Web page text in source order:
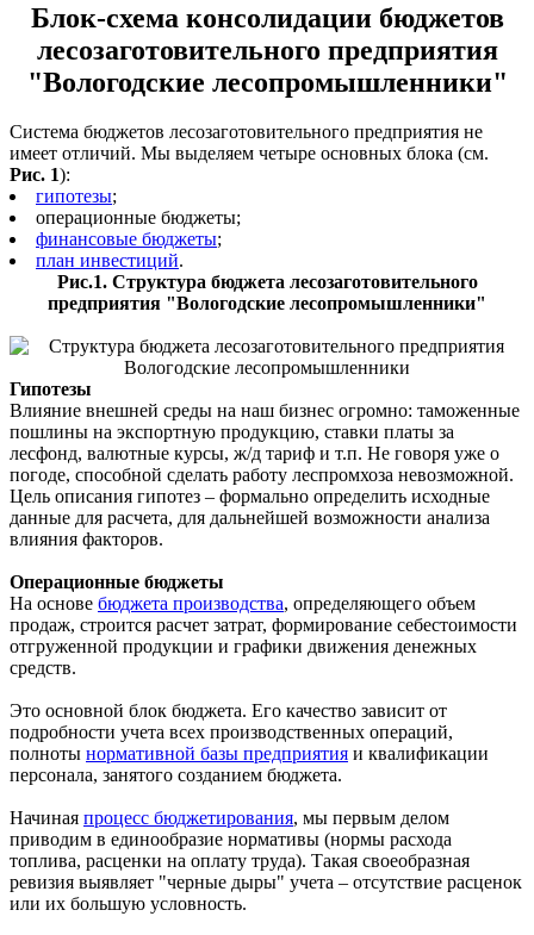
Блок-схема консолидации бюджетов
лесозаготовительного предприятия
"Вологодские лесопромышленники"
Система бюджетов лесозаготовительного предприятия не
имеет отличий. Мы выделяем четыре основных блока (см.
Рис. 1):
гипотезы;
операционные бюджеты;
финансовые бюджеты;
план инвестиций.
Рис.1. Структура бюджета лесозаготовительного
предприятия "Вологодские лесопромышленники"
Гипотезы
Влияние внешней среды на наш бизнес огромно: таможенные
пошлины на экспортную продукцию, ставки платы за
лесфонд, валютные курсы, ж/д тариф и т.п. Не говоря уже о
погоде, способной сделать работу леспромхоза невозможной.
Цель описания гипотез – формально определить исходные
данные для расчета, для дальнейшей возможности анализа
влияния факторов.
Операционные бюджеты
На основе бюджета производства, определяющего объем
продаж, строится расчет затрат, формирование себестоимости
отгруженной продукции и графики движения денежных
средств.
Это основной блок бюджета. Его качество зависит от
подробности учета всех производственных операций,
полноты нормативной базы предприятия и квалификации
персонала, занятого созданием бюджета.
Начиная процесс бюджетирования, мы первым делом
приводим в единообразие нормативы (нормы расхода
топлива, расценки на оплату труда). Такая своеобразная
ревизия выявляет "черные дыры" учета – отсутствие расценок
или их большую условность.